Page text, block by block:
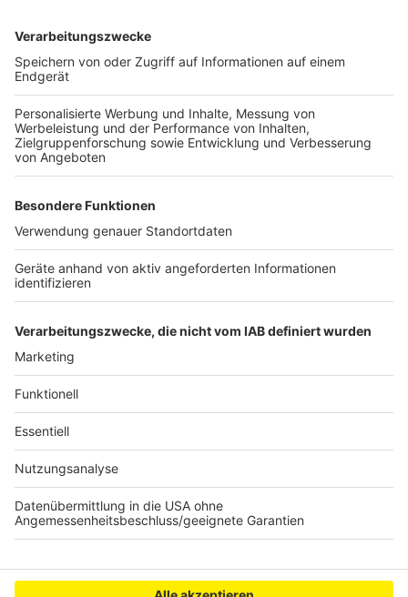
das BoAplus-Kraftwerk vorgesehen war, direkt neben
dem bestehenden RWE-Kraftwerk in Niederaußem.
Anzeige
Weitere Themen von Rhein und Erft
Anzeige
"BrAin" in Brühl startet
Berufsberatung in der Bergheimer Bibliothek
Bedburg: Sport im Park goes Indoor
Anzeige
Anzeige